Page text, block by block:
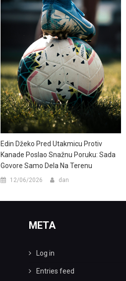
Edin Džeko Pred Utakmicu Protiv
Kanade Poslao Snažnu Poruku: Sada
Govore Samo Dela Na Terenu
12/06/2026 dan
META
Log in
Entries feed